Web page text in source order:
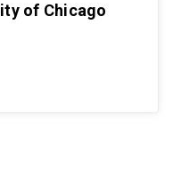
of Chicago